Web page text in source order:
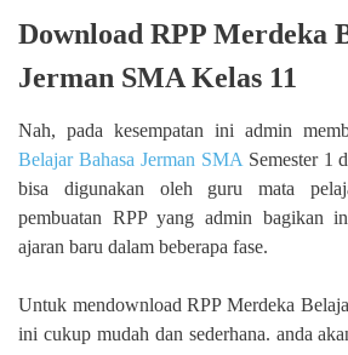
Download RPP Merdeka
Jerman SMA Kelas 11
Nah, pada kesempatan ini admin
Belajar Bahasa Jerman SMASemester 1
bisa digunakan oleh guru mata
pembuatan RPP yang admin bagikan
ajaran baru dalam beberapa fase.
Untuk mendownload RPP Merdeka
ini cukup mudah dan sederhana. anda